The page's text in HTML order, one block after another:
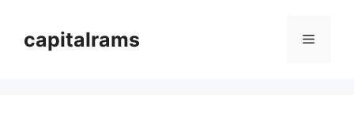
capitalrams Menu